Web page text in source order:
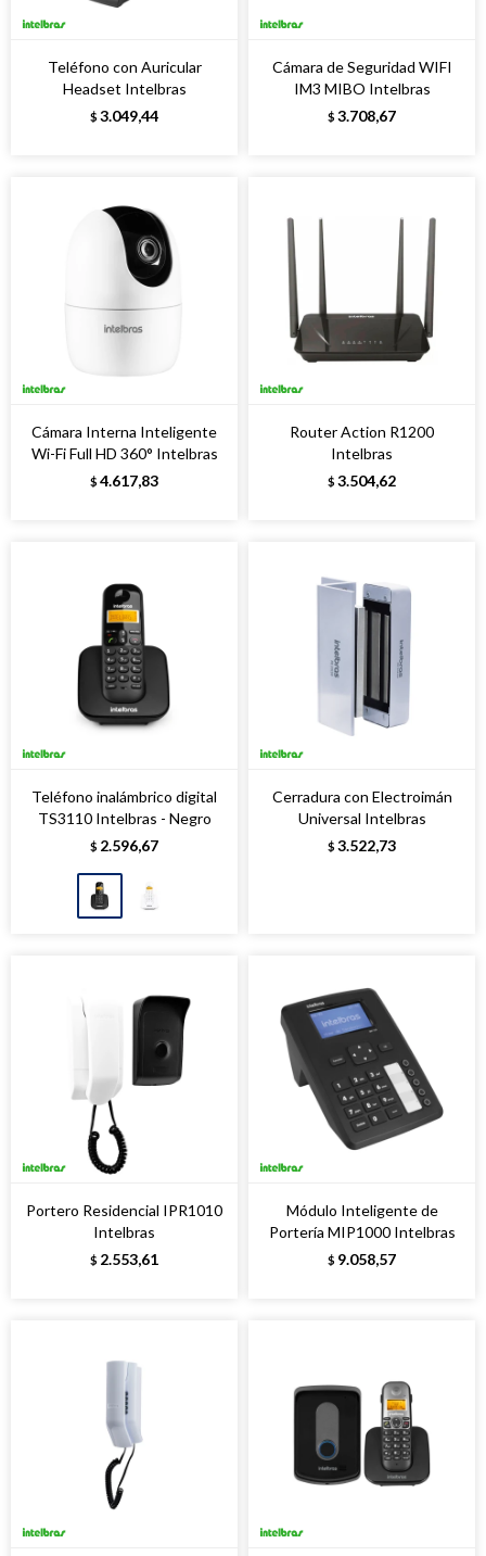
Teléfono con Auricular
Headset Intelbras
$ 3.049,44
Cámara de Seguridad WIFI
IM3 MIBO Intelbras
$ 3.708,67
Cámara Interna Inteligente
Wi-Fi Full HD 360° Intelbras
$ 4.617,83
Router Action R1200
Intelbras
$ 3.504,62
Teléfono inalámbrico digital
TS3110 Intelbras - Negro
$ 2.596,67
Cerradura con Electroimán
Universal Intelbras
$ 3.522,73
Portero Residencial IPR1010
Intelbras
$ 2.553,61
Módulo Inteligente de
Portería MIP1000 Intelbras
$ 9.058,57